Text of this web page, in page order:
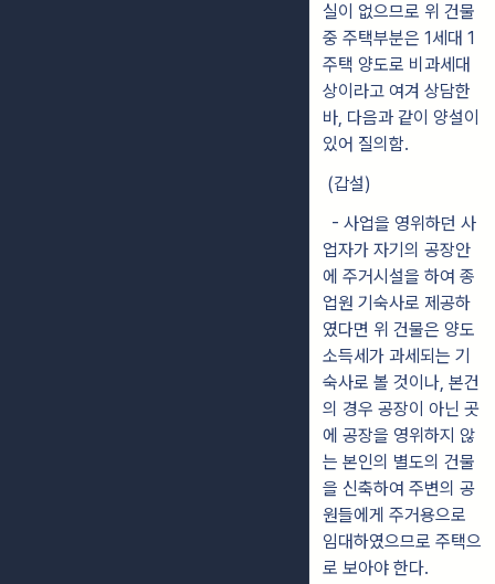
실이 없으므로 위 건물
중 주택부분은 1세대 1
주택 양도로 비과세대
상이라고 여겨 상담한
바, 다음과 같이 양설이
있어 질의함.
(갑설)
- 사업을 영위하던 사
업자가 자기의 공장안
에 주거시설을 하여 종
업원 기숙사로 제공하
였다면 위 건물은 양도
소득세가 과세되는 기
숙사로 볼 것이나, 본건
의 경우 공장이 아닌 곳
에 공장을 영위하지 않
는 본인의 별도의 건물
을 신축하여 주변의 공
원들에게 주거용으로
임대하였으므로 주택으
로 보아야 한다.